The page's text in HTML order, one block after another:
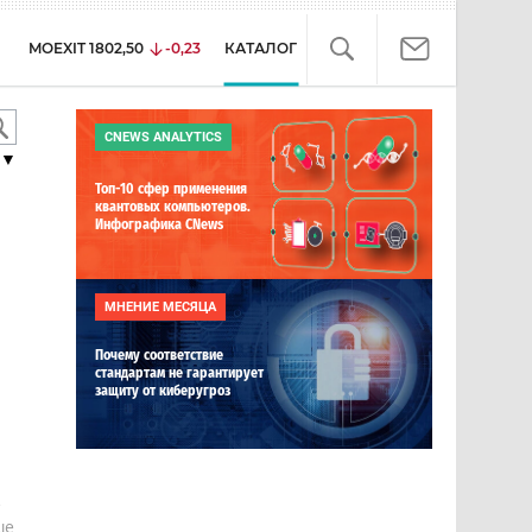
MOEXIT 1802,50 -0,23 КАТАЛОГ
CNEWS ANALYTICS
Топ-10 сфер применения
квантовых компьютеров.
Инфографика CNews
МНЕНИЕ МЕСЯЦА
Почему соответствие
стандартам не гарантирует
защиту от киберугроз